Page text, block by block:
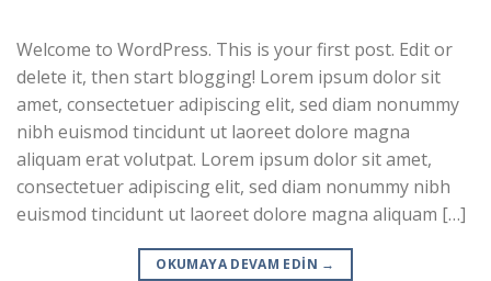
Welcome to WordPress. This is your first post. Edit or
delete it, then start blogging! Lorem ipsum dolor sit
amet, consectetuer adipiscing elit, sed diam nonummy
nibh euismod tincidunt ut laoreet dolore magna
aliquam erat volutpat. Lorem ipsum dolor sit amet,
consectetuer adipiscing elit, sed diam nonummy nibh
euismod tincidunt ut laoreet dolore magna aliquam […]
OKUMAYA DEVAM EDIN →